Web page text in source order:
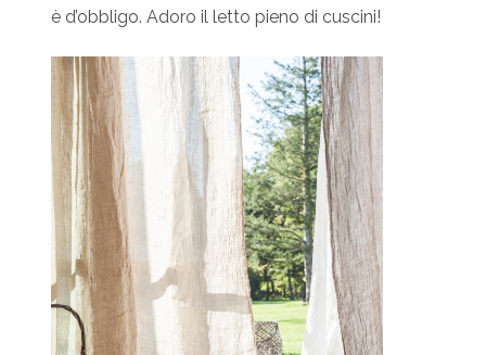
è d’obbligo. Adoro il letto pieno di cuscini!